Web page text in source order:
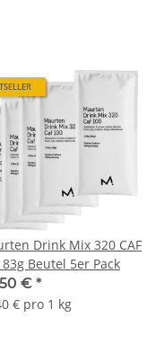
Drink Mix 320 CAF
83g Beutel 5er Pack
€ *
€ pro 1 kg